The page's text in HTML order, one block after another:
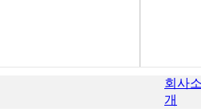
회사
개